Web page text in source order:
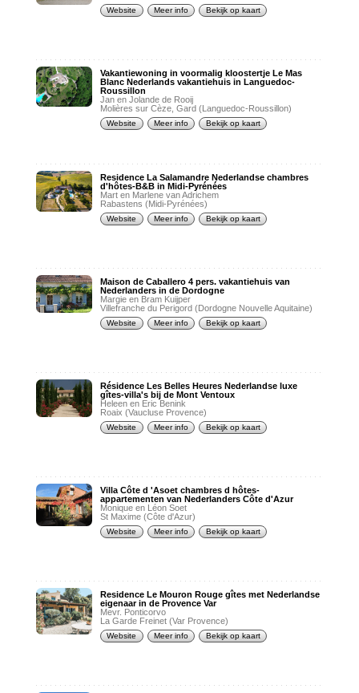
Website Meer info Bekijk op kaart
Vakantiewoning in voormalig kloostertje Le Mas
Blanc Nederlands vakantiehuis in Languedoc-
Roussillon
Jan en Jolande de Rooij
Molières sur Cèze, Gard (Languedoc-Roussillon)
Website Meer info Bekijk op kaart
Residence La Salamandre Nederlandse chambres
d'hôtes-B&B in Midi-Pyrénées
Mart en Marlene van Adrichem
Rabastens (Midi-Pyrénées)
Website Meer info Bekijk op kaart
Maison de Caballero 4 pers. vakantiehuis van
Nederlanders in de Dordogne
Margie en Bram Kuijper
Villefranche du Perigord (Dordogne Nouvelle Aquitaine)
Website Meer info Bekijk op kaart
Résidence Les Belles Heures Nederlandse luxe
gîtes-villa's bij de Mont Ventoux
Heleen en Eric Benink
Roaix (Vaucluse Provence)
Website Meer info Bekijk op kaart
Villa Côte d 'Asoet chambres d hôtes-
appartementen van Nederlanders Côte d'Azur
Monique en Léon Soet
St Maxime (Côte d'Azur)
Website Meer info Bekijk op kaart
Residence Le Mouron Rouge gîtes met Nederlandse
eigenaar in de Provence Var
Mevr. Ponticorvo
La Garde Freinet (Var Provence)
Website Meer info Bekijk op kaart